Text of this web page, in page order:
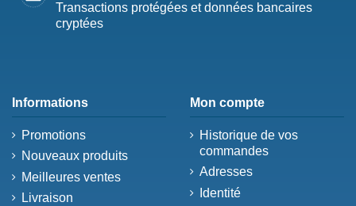
Transactions protégées et données bancaires
cryptées
Informations
Promotions
Nouveaux produits
Meilleures ventes
Livraison
Mon compte
Historique de vos
commandes
Adresses
Identité